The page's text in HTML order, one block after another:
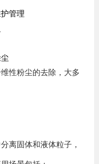
管理
性粉尘的去除，大多
离固体和液体粒子，